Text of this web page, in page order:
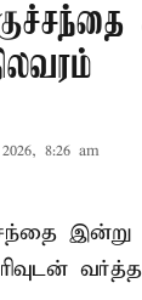
8:26 am
இன்று